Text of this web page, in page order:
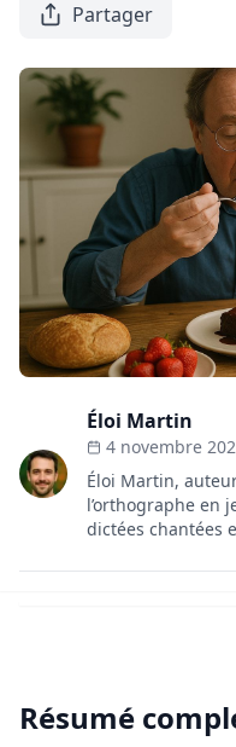
Partager
Éloi Martin
4 novembre
Éloi Martin,
l’orthographe en
dictées chantées
Résumé